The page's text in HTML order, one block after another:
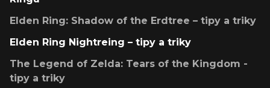
Elden Ring: Shadow of the Erdtree – tipy a triky
Elden Ring Nightreing – tipy a triky
The Legend of Zelda: Tears of the Kingdom -
tipy a triky